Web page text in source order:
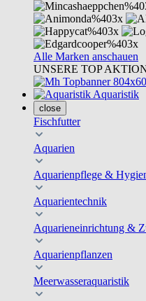
Alle Marken anschauen
UNSERE TOP
Aquaristik
close
Fischfutter
Aquarien
Aquarienpflege &
Aquarientechnik
Aquarieneinrichtung &
Aquarienpflanzen
Meerwasseraquaristik